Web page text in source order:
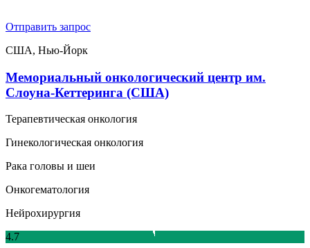
Отправить запрос
США, Нью-Йорк
Мемориальный онкологический центр им.
Слоуна-Кеттеринга (США)
Терапевтическая онкология
Гинекологическая онкология
Рака головы и шеи
Онкогематология
Нейрохирургия
4.7